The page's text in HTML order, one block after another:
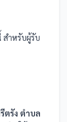
สำหรับผู้รับ
ตรัง ตำบล